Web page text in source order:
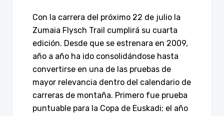
Con la carrera del próximo 22 de julio la
Zumaia Flysch Trail cumplirá su cuarta
edición. Desde que se estrenara en 2009,
año a año ha ido consolidándose hasta
convertirse en una de las pruebas de
mayor relevancia dentro del calendario de
carreras de montaña. Primero fue prueba
puntuable para la Copa de Euskadi; el año